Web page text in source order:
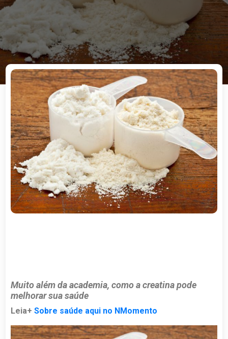
Muito além da academia, como a creatina pode
melhorar sua saúde
Leia+Sobre saúde aqui no NMomento